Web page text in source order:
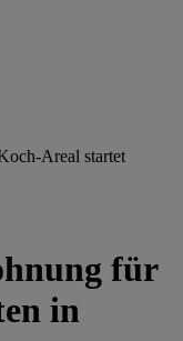
Areal startet
für
in